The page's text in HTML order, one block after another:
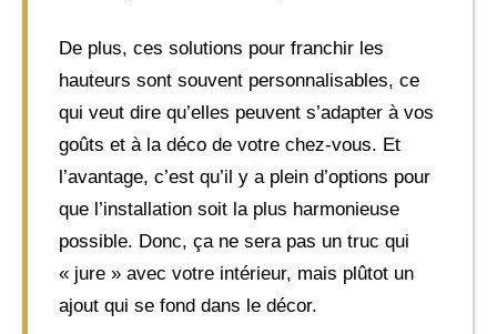
De plus, ces solutions pour franchir les
hauteurs sont souvent personnalisables, ce
qui veut dire qu’elles peuvent s’adapter à vos
goûts et à la déco de votre chez-vous. Et
l’avantage, c’est qu’il y a plein d’options pour
que l’installation soit la plus harmonieuse
possible. Donc, ça ne sera pas un truc qui
« jure » avec votre intérieur, mais plûtot un
ajout qui se fond dans le décor.